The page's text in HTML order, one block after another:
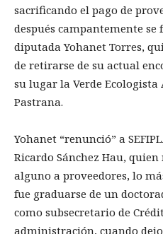
sacrificando el pago de
después campantemente se
diputada Yohanet Torres,
de retirarse de su actual
su lugar la Verde
Pastrana.
Yohanet “renunció” a
Ricardo Sánchez Hau,
alguno a proveedores, lo
fue graduarse de un
como subsecretario de
administración, cuando